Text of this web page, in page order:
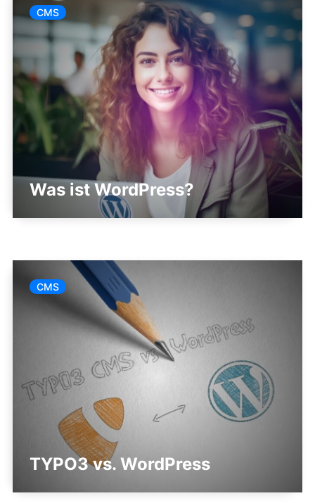
CMS
Was ist WordPress?
CMS
TYPO3 vs. WordPress